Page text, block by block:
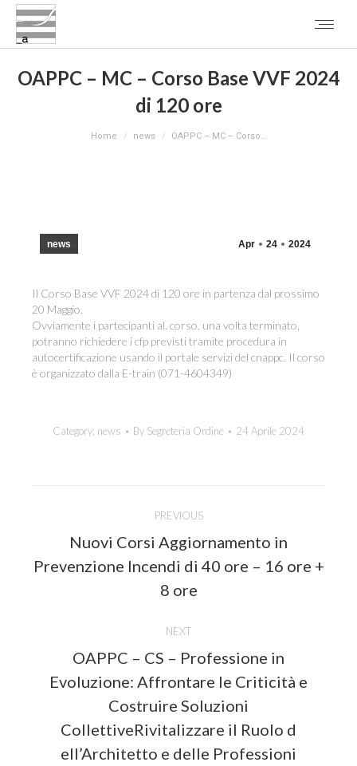
OAPPC – MC – Corso Base VVF 2024
di 120 ore
Home news OAPPC – MC – Corso…
Apr 24 2024
news
Il Corso Base VVF 2024 di 120 ore in partenza dal prossimo
20 Maggio.
Ovviamente i partecipanti al. corso, una volta terminato,
potranno richiedere i cfp previsti tramite procedura in
autocertificazione usando il portale servizi del cnappc. Il corso
è organizzato dalla E-train (071-4604349)
Category: news By Segreteria Ordine 24 Aprile 2024
navigation
PREVIOUS
Previous
post:
Nuovi Corsi Aggiornamento in
Prevenzione Incendi di 40 ore – 16 ore +
8 ore
NEXT
Next
post:
OAPPC – CS – Professione in
Evoluzione: Affrontare le Criticità e
Costruire Soluzioni
CollettiveRivitalizzare il Ruolo d
ell’Architetto e delle Professioni